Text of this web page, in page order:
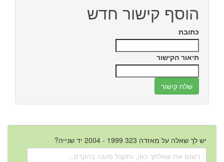
הוסף קישור חדש
כתובת
תיאור הקישור
יש לך שאלה על מאזדה 323 1999 - 2004 יד שנייה?